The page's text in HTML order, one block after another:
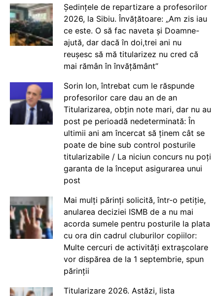
Ședințele de repartizare a profesorilor
2026, la Sibiu. Învățătoare: „Am zis iau
ce este. O să fac naveta și Doamne-
ajută, dar dacă în doi,trei ani nu
reușesc să mă titularizez nu cred că
mai rămân în învățământ”
Sorin Ion, întrebat cum le răspunde
profesorilor care dau an de an
Titularizarea, obțin note mari, dar nu au
post pe perioadă nedeterminată: În
ultimii ani am încercat să ținem cât se
poate de bine sub control posturile
titularizabile / La niciun concurs nu poți
garanta de la început asigurarea unui
post
Mai mulți părinți solicită, într-o petiție,
anularea deciziei ISMB de a nu mai
acorda sumele pentru posturile la plata
cu ora din cadrul cluburilor copiilor:
Multe cercuri de activități extrașcolare
vor dispărea de la 1 septembrie, spun
părinții
Titularizare 2026. Astăzi, lista